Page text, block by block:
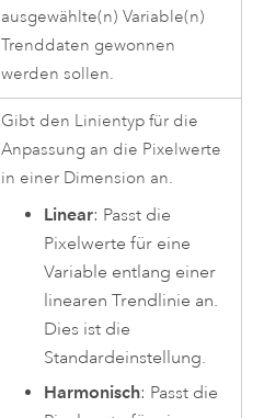
ausgewählte(n) Variable(n)
Trenddaten gewonnen
werden sollen.
Gibt den Linientyp für die
Anpassung an die Pixelwerte
in einer Dimension an.
Linear: Passt die
Pixelwerte für eine
Variable entlang einer
linearen Trendlinie an.
Dies ist die
Standardeinstellung.
Harmonisch: Passt die